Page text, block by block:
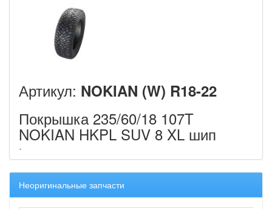
Артикул: NOKIAN (W) R18-22
Покрышка 235/60/18 107T
NOKIAN HKPL SUV 8 XL шип
Неоригинальные запчасти